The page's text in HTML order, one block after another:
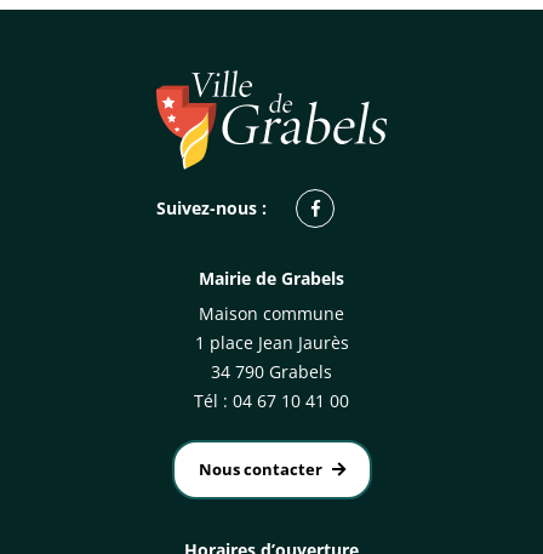
Suivez-nous : Facebook
Mairie de Grabels
Maison commune
1 place Jean Jaurès
34 790 Grabels
Tél : 04 67 10 41 00
Nous contacter